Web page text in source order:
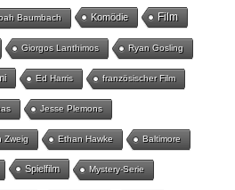
Baumbach Komödie Film
Giorgos Lanthimos Ryan Gosling
Ed Harris französischer Film
Jesse Plemons
Zweig Ethan Hawke Baltimore
Spielfilm Mystery-Serie